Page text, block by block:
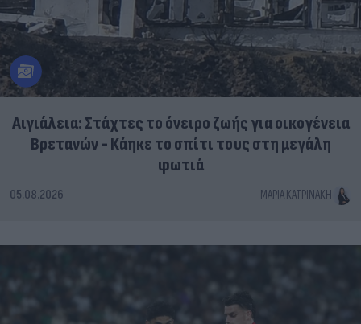
Αιγιάλεια: Στάχτες το όνειρο ζωής για οικογένεια
Βρετανών - Κάηκε το σπίτι τους στη μεγάλη
φωτιά
05.08.2026 ΜΑΡΊΑ ΚΑΤΡΙΝΆΚΗ